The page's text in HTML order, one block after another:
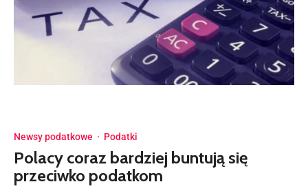
Newsy podatkowe · Podatki
Polacy coraz bardziej buntują się
przeciwko podatkom